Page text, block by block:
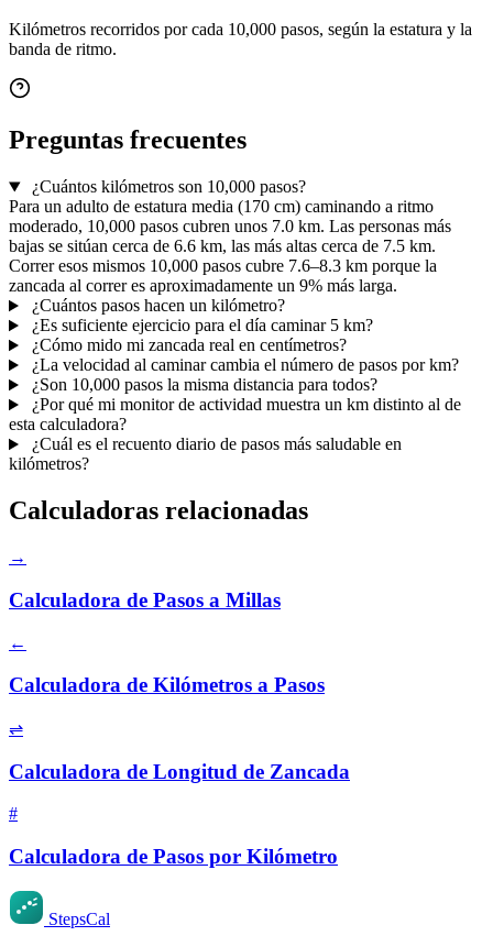
Kilómetros recorridos por cada 10,000 pasos, según la estatura y la
banda de ritmo.
Preguntas frecuentes
¿Cuántos kilómetros son 10,000 pasos?
Para un adulto de estatura media (170 cm) caminando a ritmo
moderado, 10,000 pasos cubren unos 7.0 km. Las personas más
bajas se sitúan cerca de 6.6 km, las más altas cerca de 7.5 km.
Correr esos mismos 10,000 pasos cubre 7.6–8.3 km porque la
zancada al correr es aproximadamente un 9% más larga.
¿Cuántos pasos hacen un kilómetro?
¿Es suficiente ejercicio para el día caminar 5 km?
¿Cómo mido mi zancada real en centímetros?
¿La velocidad al caminar cambia el número de pasos por km?
¿Son 10,000 pasos la misma distancia para todos?
¿Por qué mi monitor de actividad muestra un km distinto al de
esta calculadora?
¿Cuál es el recuento diario de pasos más saludable en
kilómetros?
Calculadoras relacionadas
→
Calculadora de Pasos a Millas
←
Calculadora de Kilómetros a Pasos
⇌
Calculadora de Longitud de Zancada
#
Calculadora de Pasos por Kilómetro
StepsCal